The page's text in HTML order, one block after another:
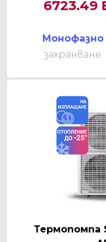
6723.49
Монофазно
захранване
Термопомпа